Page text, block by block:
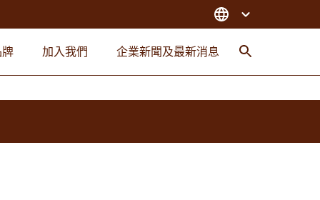
加入我們 企業新聞及最新消息